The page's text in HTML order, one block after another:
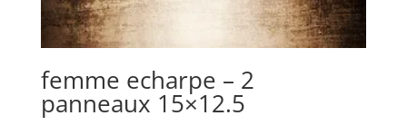
femme echarpe – 2
panneaux 15×12.5